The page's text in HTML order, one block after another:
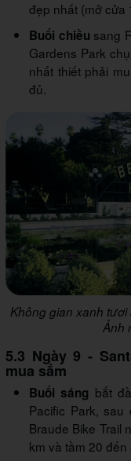
đẹp nhất (mở cửa
Buổi chiều sang
Gardens Park
nhất thiết phải
đủ.
Không gian xanh
Ảnh
5.3 Ngày 9 -
mua sắm
Buổi sáng bắt
Pacific Park,
Braude Bike Trail
km và tầm 20